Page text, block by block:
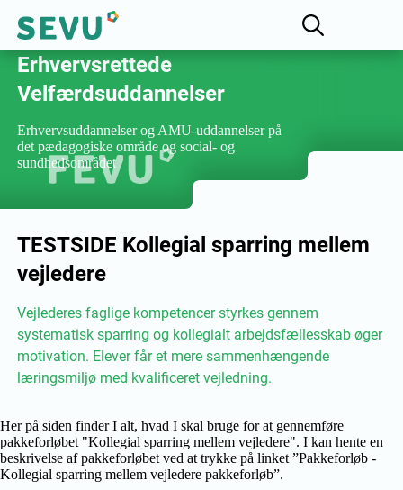
Fællesudvalget for
Erhvervsrettede
Velfærdsuddannelser
Erhvervsuddannelser og AMU-uddannelser på
det pædagogiske område og social- og
sundhedsområdet
TESTSIDE Kollegial sparring mellem
vejledere
Vejlederes faglige kompetencer styrkes gennem
systematisk sparring og kollegialt arbejdsfællesskab øger
motivation. Elever får et mere sammenhængende
læringsmiljø med kvalificeret vejledning.
Her på siden finder I alt, hvad I skal bruge for at gennemføre
pakkeforløbet "Kollegial sparring mellem vejledere". I kan hente en
beskrivelse af pakkeforløbet ved at trykke på linket ”Pakkeforløb -
Kollegial sparring mellem vejledere pakkeforløb”.